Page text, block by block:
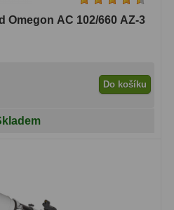
Omegon AC 102/660 AZ-3
Do košíku